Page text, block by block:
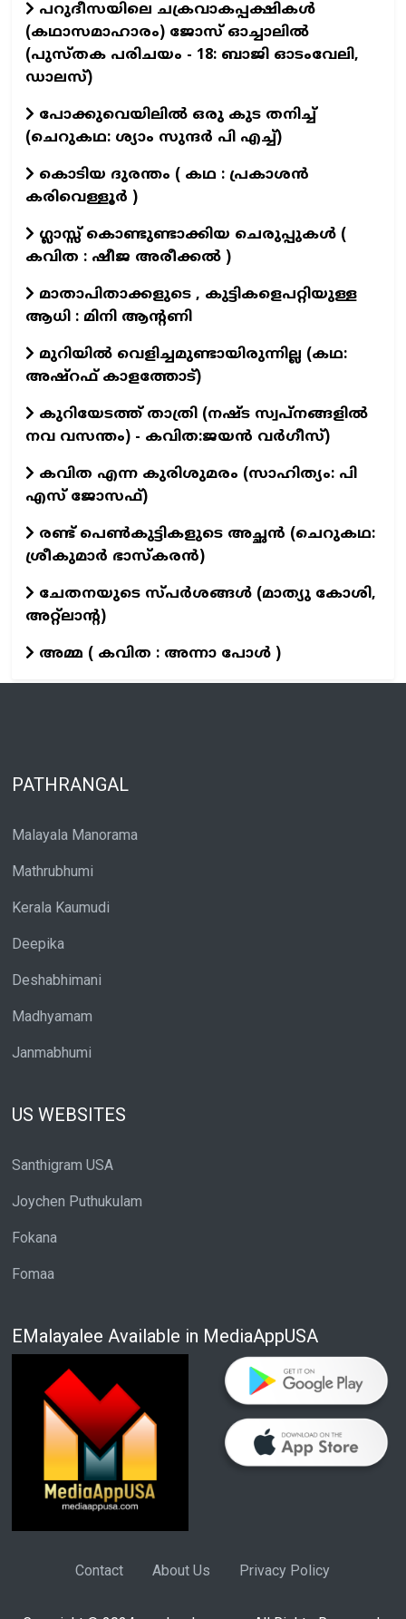
പറുദീസയിലെ ചക്രവാകപ്പക്ഷികൾ
(കഥാസമാഹാരം) ജോസ് ഓച്ചാലിൽ
(പുസ്തക പരിചയം - 18: ബാജി ഓടംവേലി,
ഡാലസ്)
പോക്കുവെയിലിൽ ഒരു കുട തനിച്ച്
(ചെറുകഥ: ശ്യാം സുന്ദര്‍ പി എച്ച്)
കൊടിയ ദുരന്തം ( കഥ : പ്രകാശൻ
കരിവെള്ളൂർ )
ഗ്ലാസ്സ് കൊണ്ടുണ്ടാക്കിയ ചെരുപ്പുകൾ (
കവിത : ഷീജ അരീക്കൽ )
മാതാപിതാക്കളുടെ , കുട്ടികളെപറ്റിയുള്ള
ആധി : മിനി ആന്റണി
മുറിയിൽ വെളിച്ചമുണ്ടായിരുന്നില്ല (കഥ:
അഷ്റഫ് കാളത്തോട്)
കുറിയേടത്ത് താത്രി (നഷ്ട സ്വപ്നങ്ങളിൽ
നവ വസന്തം) - കവിത:ജയൻ വർഗീസ്)
കവിത എന്ന കുരിശുമരം (സാഹിത്യം: പി
എസ് ജോസഫ്)
രണ്ട് പെൺകുട്ടികളുടെ അച്ഛൻ (ചെറുകഥ:
ശ്രീകുമാര്‍ ഭാസ്കരന്‍)
ചേതനയുടെ സ്പർശങ്ങൾ (മാത്യു കോശി,
അറ്റ്ലാന്റ)
അമ്മ ( കവിത : അന്നാ പോൾ )
PATHRANGAL
Malayala Manorama
Mathrubhumi
Kerala Kaumudi
Deepika
Deshabhimani
Madhyamam
Janmabhumi
US WEBSITES
Santhigram USA
Joychen Puthukulam
Fokana
Fomaa
EMalayalee Available in MediaAppUSA
Contact About Us Privacy Policy